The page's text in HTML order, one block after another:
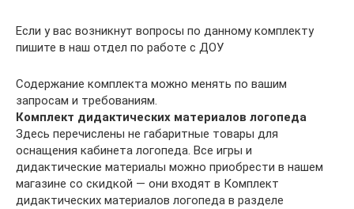
Если у вас возникнут вопросы по данному комплекту
пишите в наш отдел по работе с ДОУ
Содержание комплекта можно менять по вашим
запросам и требованиям.
Комплект дидактических материалов логопеда
Здесь перечислены не габаритные товары для
оснащения кабинета логопеда. Все игры и
дидактические материалы можно приобрести в нашем
магазине со скидкой — они входят в Комплект
дидактических материалов логопеда в разделе